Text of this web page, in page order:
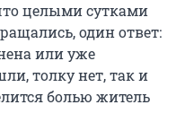
целыми сутками
один ответ:
или уже
толку нет, так и
болью житель